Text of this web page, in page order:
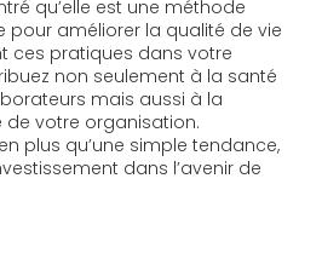
qu’elle est une méthode
pour améliorer la qualité de vie
ces pratiques dans votre
non seulement à la santé
mais aussi à la
votre organisation.
plus qu’une simple tendance,
dans l’avenir de